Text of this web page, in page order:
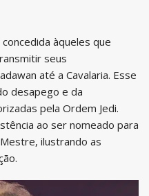
àqueles que
seus
até a Cavalaria. Esse
desapego e da
pela Ordem Jedi.
ao ser nomeado para
ilustrando as